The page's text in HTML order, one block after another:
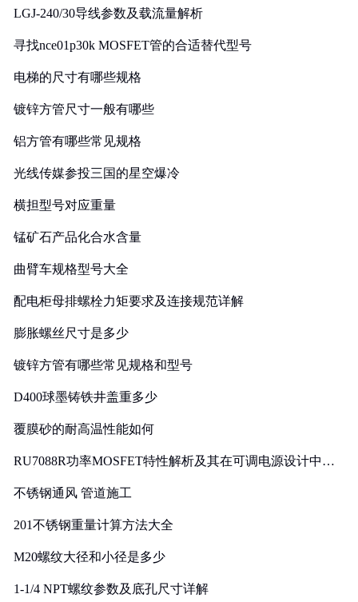
LGJ-240/30导线参数及载流量解析
寻找nce01p30k MOSFET管的合适替代型号
电梯的尺寸有哪些规格
镀锌方管尺寸一般有哪些
铝方管有哪些常见规格
光线传媒参投三国的星空爆冷
横担型号对应重量
锰矿石产品化合水含量
曲臂车规格型号大全
配电柜母排螺栓力矩要求及连接规范详解
膨胀螺丝尺寸是多少
镀锌方管有哪些常见规格和型号
D400球墨铸铁井盖重多少
覆膜砂的耐高温性能如何
RU7088R功率MOSFET特性解析及其在可调电源设计中的
不锈钢通风 管道施工
201不锈钢重量计算方法大全
M20螺纹大径和小径是多少
1-1/4 NPT螺纹参数及底孔尺寸详解